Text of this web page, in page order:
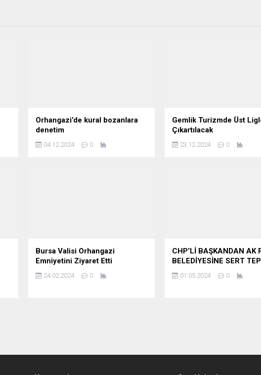
Orhangazi’de kural bozanlara
denetim
04.12.2024 0
Gemlik Turizmde Üst
Çıkartılacak
23.12.2024 0
Bursa Valisi Orhangazi
Emniyetini Ziyaret Etti
24.02.2024 0
CHP’Lİ BAŞKANDAN AK
BELEDİYESİNE SERT
01.05.2024 0